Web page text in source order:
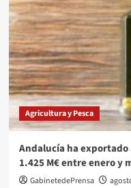
Agricultura y Pesca
Andalucía ha exportado
1.425 M€ entre enero y
GabinetedePrensa